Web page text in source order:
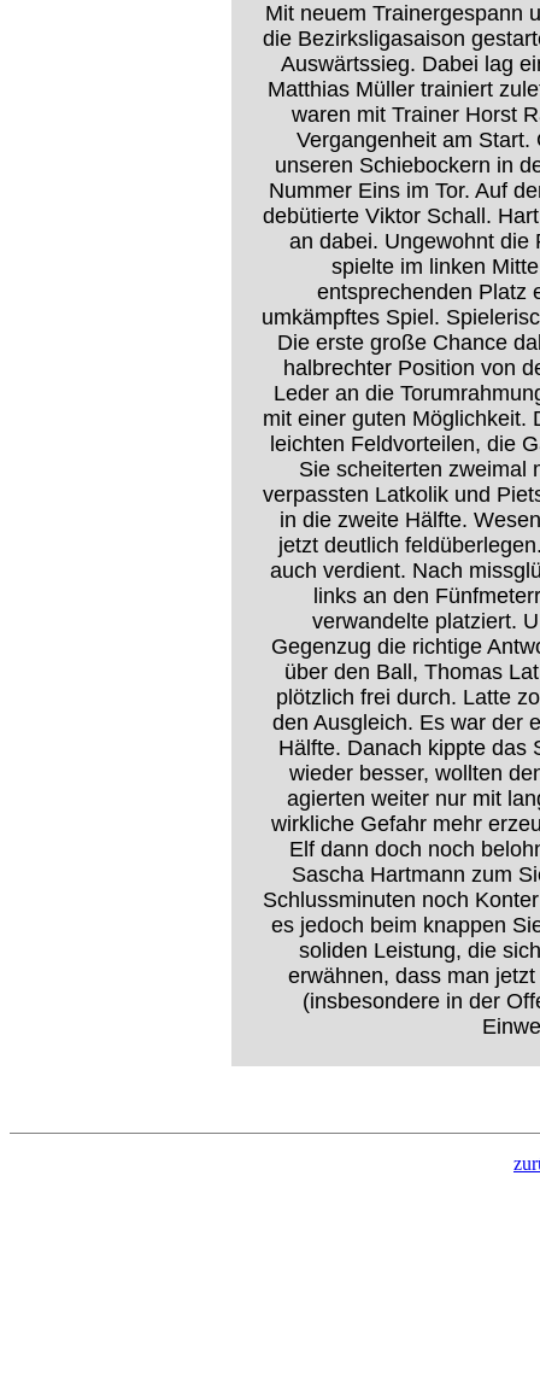
Mit neuem Trainergespann
die Bezirksligasaison
Auswärtssieg. Dabei lag
Matthias Müller trainiert
waren mit Trainer Horst
Vergangenheit am
unseren Schiebockern in
Nummer Eins im Tor. Auf
debütierte Viktor Schall.
an dabei. Ungewohnt die
spielte im linken
entsprechenden Platz
umkämpftes Spiel.
Die erste große Chance
halbrechter Position von
Leder an die
mit einer guten Möglichkeit.
leichten Feldvorteilen, die
Sie scheiterten zweimal
verpassten Latkolik und
in die zweite Hälfte.
jetzt deutlich
auch verdient. Nach
links an den
verwandelte platziert.
Gegenzug die richtige
über den Ball, Thomas
plötzlich frei durch. Latte
den Ausgleich. Es war der
Hälfte. Danach kippte das
wieder besser, wollten
agierten weiter nur mit
wirkliche Gefahr mehr
Elf dann doch noch
Sascha Hartmann zum
Schlussminuten noch
es jedoch beim knappen
soliden Leistung, die
erwähnen, dass man
(insbesondere in der